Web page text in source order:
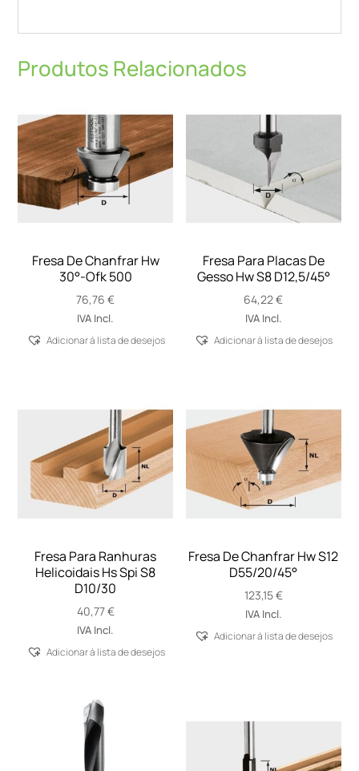
Produtos Relacionados
Fresa De Chanfrar Hw
30°-Ofk 500
76,76€
IVA Incl.
Adicionar á lista de desejos
Fresa Para Placas De
Gesso Hw S8 D12,5/45°
64,22€
IVA Incl.
Adicionar á lista de desejos
Fresa Para Ranhuras
Helicoidais Hs Spi S8
D10/30
40,77€
IVA Incl.
Adicionar á lista de desejos
Fresa De Chanfrar Hw S12
D55/20/45°
123,15€
IVA Incl.
Adicionar á lista de desejos